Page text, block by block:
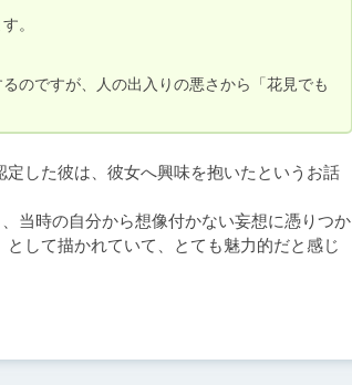
。
のですが、人の出入りの悪さから「花見でも
した彼は、彼女へ興味を抱いたというお話
当時の自分から想像付かない妄想に憑りつか
して描かれていて、とても魅力的だと感じ